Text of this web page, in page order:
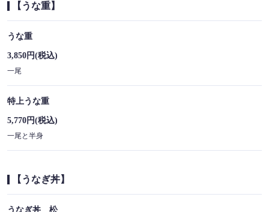
【うな重】
うな重
3,850円(税込)
一尾
特上うな重
5,770円(税込)
一尾と半身
【うなぎ丼】
うなぎ丼 松